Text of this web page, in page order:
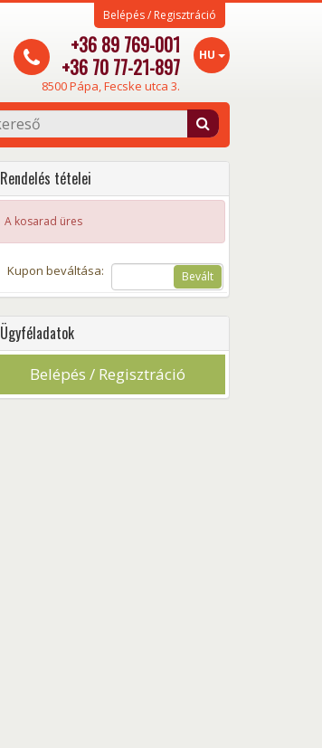
Belépés / Regisztráció
HU
+36 89 769-001
+36 70 77-21-897
8500 Pápa, Fecske utca 3.
Rendelés tételei
A kosarad üres
Kupon beváltása: Bevált
Ügyféladatok
Belépés / Regisztráció